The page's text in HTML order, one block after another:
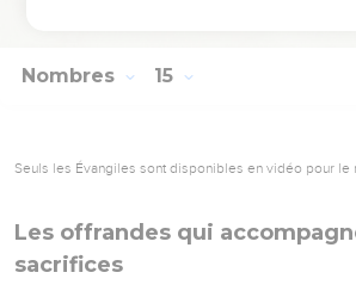
Nombres 15
Seuls les Évangiles sont disponibles en vidéo pour le
Les offrandes qui
sacrifices